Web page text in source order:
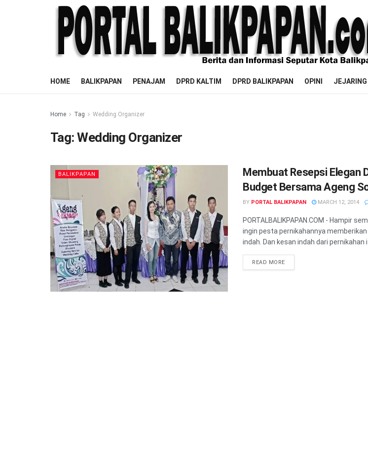
HOME BALIKPAPAN PENAJAM DPRD KALTIM DPRD BALIKPAPAN OPINI JEJARING
Home Tag Wedding Organizer
Tag:Wedding Organizer
BALIKPAPAN
Membuat Resepsi Elegan
Budget Bersama Ageng
BY PORTAL BALIKPAPAN MARCH 12, 2014
PORTALBALIKPAPAN.COM - Hampir
ingin pesta pernikahannya memberikan
indah. Dan kesan indah dari pernikahan
READ MORE